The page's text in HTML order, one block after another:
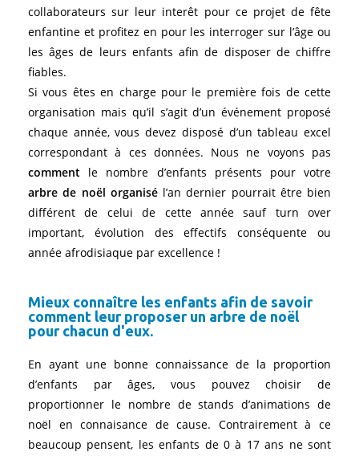
collaborateurs sur leur interêt pour ce projet de fête
enfantine et profitez en pour les interroger sur l’âge ou
les âges de leurs enfants afin de disposer de chiffre
fiables.
Si vous êtes en charge pour le première fois de cette
organisation mais qu’il s’agit d’un événement proposé
chaque année, vous devez disposé d’un tableau excel
correspondant à ces données. Nous ne voyons pas
comment le nombre d’enfants présents pour votre
arbre de noël organisél’an dernier pourrait être bien
différent de celui de cette année sauf turn over
important, évolution des effectifs conséquente ou
année afrodisiaque par excellence !
Mieux connaître les enfants afin de savoir
comment leur proposer un arbre de noël
pour chacun d'eux.
En ayant une bonne connaissance de la proportion
d’enfants par âges, vous pouvez choisir de
proportionner le nombre de stands d’animations de
noël en connaisance de cause. Contrairement à ce
beaucoup pensent, les enfants de 0 à 17 ans ne sont